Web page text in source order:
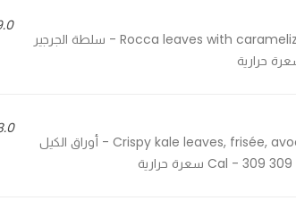
Rocca leaves with caramelized figs, walnuts and feta cubes served with our special dressing - سلطة الجرجير
Crispy kale leaves, frisée, avocado, raisins and pepitos tossed in sweet & sour grape molasses - أوراق الكيل